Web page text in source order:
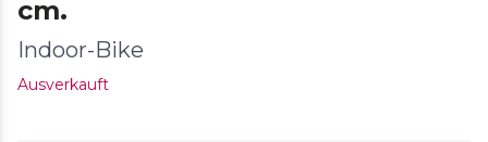
cm.
Indoor-Bike
Ausverkauft